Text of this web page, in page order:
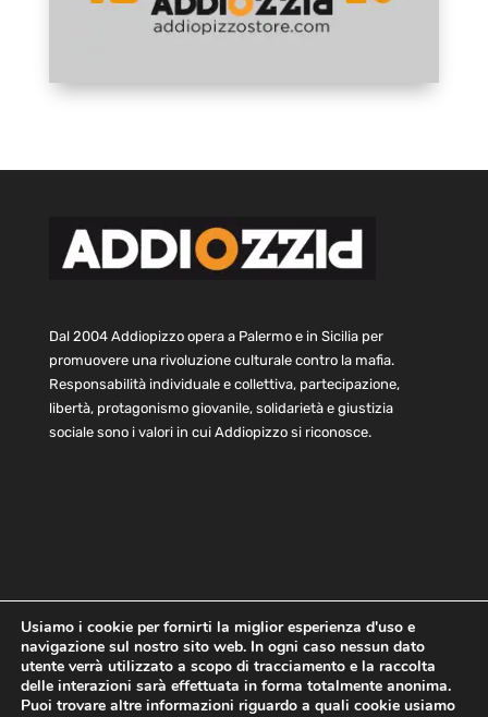
Dal 2004 Addiopizzo opera a Palermo e in Sicilia per
promuovere una rivoluzione culturale contro la mafia.
Responsabilità individuale e collettiva, partecipazione,
libertà, protagonismo giovanile, solidarietà e giustizia
sociale sono i valori in cui Addiopizzo si riconosce.
Home Statuto e bilancio
Contatti
Privacy
Cookie Child Protection Policy
Usiamo i cookie per fornirti la miglior esperienza d'uso e
navigazione sul nostro sito web. In ogni caso nessun dato
utente verrà utilizzato a scopo di tracciamento e la raccolta
delle interazioni sarà effettuata in forma totalmente anonima.
Puoi trovare altre informazioni riguardo a quali cookie usiamo